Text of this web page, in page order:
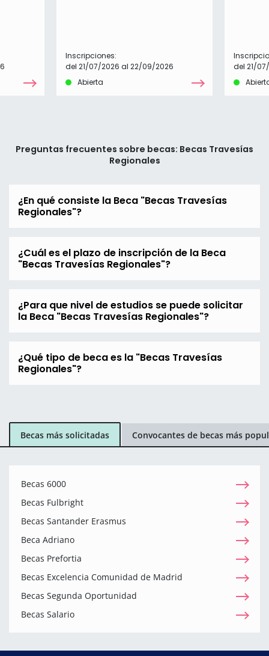
Inscripciones:
del 21/07/2026 al 22/09/2026
Abierta
del 21/
Preguntas frecuentes sobre becas: Becas Travesías
Regionales
¿En qué consiste la Beca "Becas Travesías
Regionales"?
¿Cuál es el plazo de inscripción de la Beca
"Becas Travesías Regionales"?
¿Para que nivel de estudios se puede solicitar
la Beca "Becas Travesías Regionales"?
¿Qué tipo de beca es la "Becas Travesías
Regionales"?
Becas más solicitadas Convocantes de becas más
Becas 6000
Becas Fulbright
Becas Santander Erasmus
Beca Adriano
Becas Prefortia
Becas Excelencia Comunidad de Madrid
Becas Segunda Oportunidad
Becas Salario